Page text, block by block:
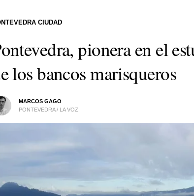
pionera en el
los bancos marisqueros
MARCOS GAGO
PONTEVEDRA / LA VOZ
CIUDAD